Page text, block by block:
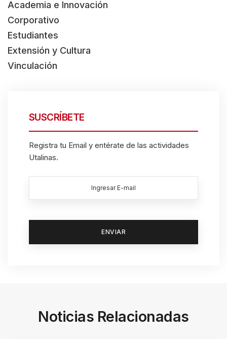
Academia e Innovación
Corporativo
Estudiantes
Extensión y Cultura
Vinculación
SUSCRÍBETE
Registra tu Email y entérate de las actividades
Utalinas.
Noticias Relacionadas